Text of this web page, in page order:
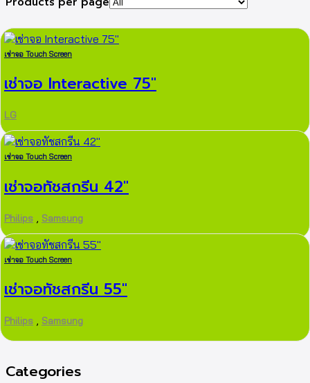
เช่าจอ Touch Screen
เช่าจอ Interactive 75″
LG
เช่าจอ Touch Screen
เช่าจอทัชสกรีน 42″
Philips Samsung
เช่าจอ Touch Screen
เช่าจอทัชสกรีน 55″
Philips , Samsung
Categories